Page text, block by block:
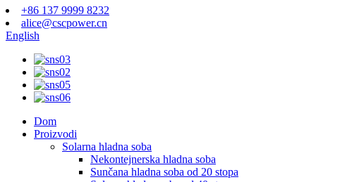
+86 137 9999 8232
alice@cscpower.cn
English
Dom
Proizvodi
Solarna hladna soba
Nekontejnerska hladna soba
Sunčana hladna soba od 20 stopa